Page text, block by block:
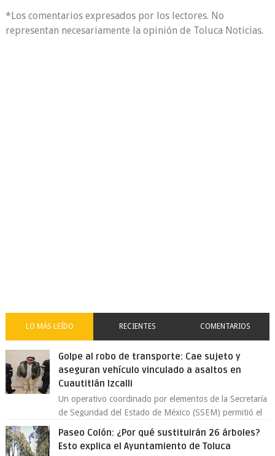
*Los comentarios expresados por los lectores. No
representan necesariamente la opinión de Toluca Noticias.
LO MÁS LEÍDO RECIENTES COMENTARIOS
Golpe al robo de transporte: Cae sujeto y
aseguran vehículo vinculado a asaltos en
Cuautitlán Izcalli
Un operativo coordinado por elementos de la Secretaría
de Seguridad del Estado de México (SSEM) permitió el
Paseo Colón: ¿Por qué sustituirán 26 árboles?
Esto explica el Ayuntamiento de Toluca